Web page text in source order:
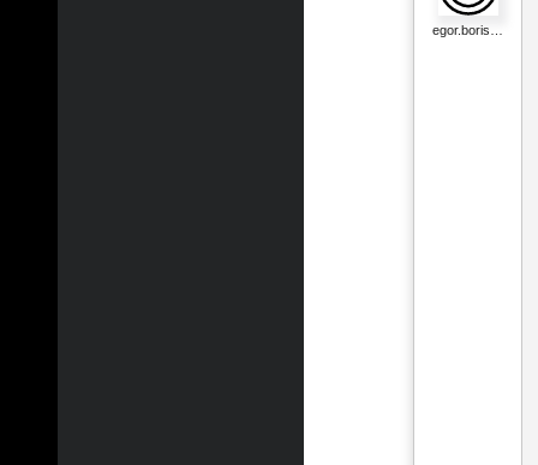
egor.boris…